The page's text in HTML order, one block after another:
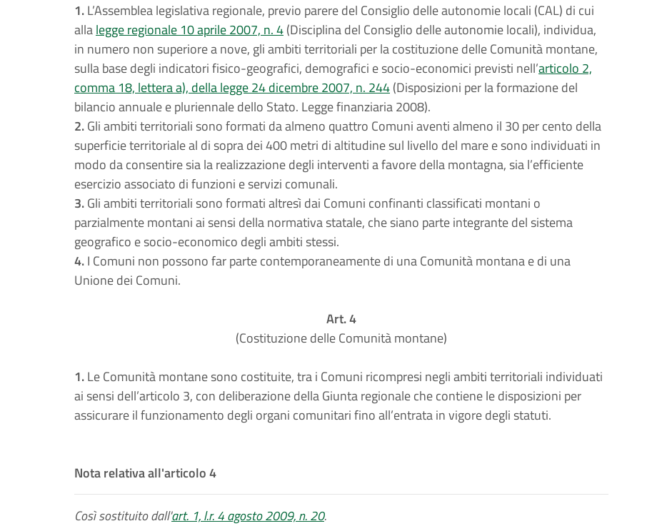
1.L’Assemblea legislativa regionale, previo parere del Consiglio delle autonomie locali (CAL) di cui
allalegge regionale 10 aprile 2007, n. 4(Disciplina del Consiglio delle autonomie locali), individua,
in numero non superiore a nove, gli ambiti territoriali per la costituzione delle Comunità montane,
sulla base degli indicatori fisico-geografici, demografici e socio-economici previsti nell’articolo 2,
comma 18, lettera a), della legge 24 dicembre 2007, n. 244(Disposizioni per la formazione del
bilancio annuale e pluriennale dello Stato. Legge finanziaria 2008).
2.Gli ambiti territoriali sono formati da almeno quattro Comuni aventi almeno il 30 per cento della
superficie territoriale al di sopra dei 400 metri di altitudine sul livello del mare e sono individuati in
modo da consentire sia la realizzazione degli interventi a favore della montagna, sia l’efficiente
esercizio associato di funzioni e servizi comunali.
3.Gli ambiti territoriali sono formati altresì dai Comuni confinanti classificati montani o
parzialmente montani ai sensi della normativa statale, che siano parte integrante del sistema
geografico e socio-economico degli ambiti stessi.
4.I Comuni non possono far parte contemporaneamente di una Comunità montana e di una
Unione dei Comuni.
Art. 4
(Costituzione delle Comunità montane)
1.Le Comunità montane sono costituite, tra i Comuni ricompresi negli ambiti territoriali individuati
ai sensi dell’articolo 3, con deliberazione della Giunta regionale che contiene le disposizioni per
assicurare il funzionamento degli organi comunitari fino all’entrata in vigore degli statuti.
Nota relativa all'articolo 4
Così sostituito dall'art. 1, l.r. 4 agosto 2009, n. 20.